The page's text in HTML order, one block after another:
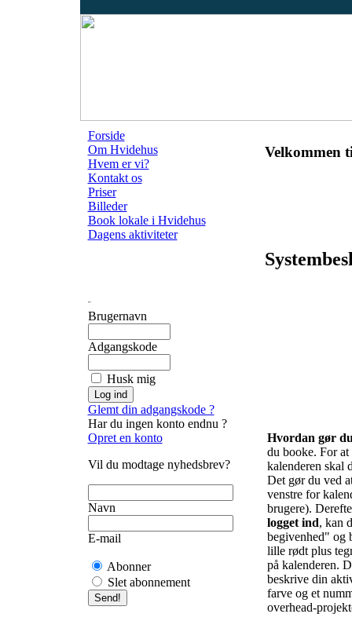
Forside
Om Hvidehus
Hvem er vi?
Kontakt os
Priser
Billeder
Book lokale i Hvidehus
Dagens aktiviteter
Brugernavn
Adgangskode
Husk mig
Glemt din adgangskode ?
Har du ingen konto endnu ?
Opret en konto
Vil du modtage nyhedsbrev?
Navn
E-mail
Abonner
Slet abonnement
Velkommen
Hvordan gør
du booke. For
kalenderen skal
Det gør du ved
venstre for
brugere).
logget ind, kan
begivenhed" og
lille rødt plus
på kalenderen.
beskrive din
farve og et
overhead-